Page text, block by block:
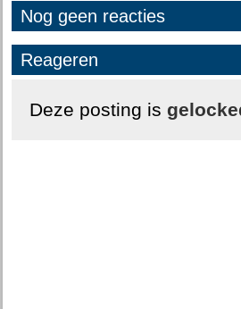
Nog geen reacties
Reageren
Deze posting is